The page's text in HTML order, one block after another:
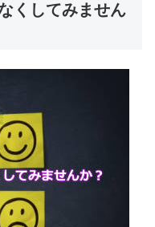
くしてみません